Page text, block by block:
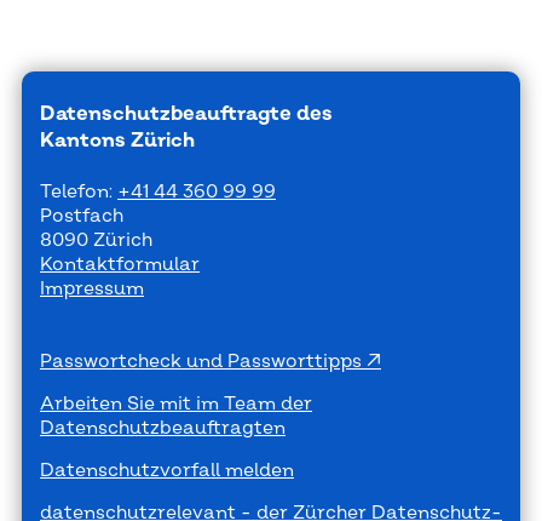
Datenschutzbeauftragte des
Kantons Zürich
Telefon: +41 44 360 99 99
Postfach
8090 Zürich
Kontaktformular
Impressum
Passwortcheck und Passworttipps
Arbeiten Sie mit im Team der
Datenschutzbeauftragten
Datenschutzvorfall melden
datenschutzrelevant - der Zürcher Datenschutz-